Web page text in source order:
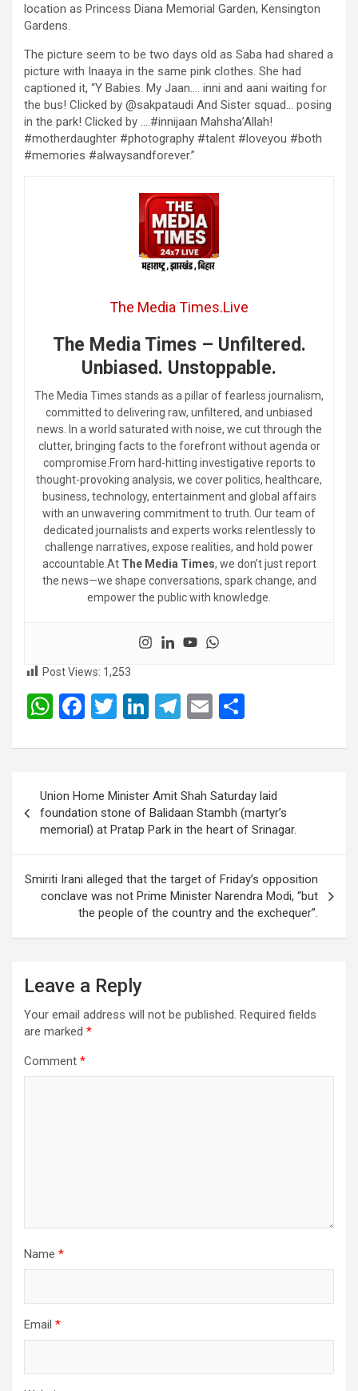
location as Princess Diana Memorial Garden, Kensington
Gardens.
The picture seem to be two days old as Saba had shared a
picture with Inaaya in the same pink clothes. She had
captioned it, “Y Babies. My Jaan…. inni and aani waiting for
the bus! Clicked by @sakpataudi And Sister squad… posing
in the park! Clicked by ….#innijaan Mahsha’Allah!
#motherdaughter #photography #talent #loveyou #both
#memories #alwaysandforever.”
The Media Times.Live
The Media Times – Unfiltered.
Unbiased. Unstoppable.
The Media Times stands as a pillar of fearless journalism,
committed to delivering raw, unfiltered, and unbiased
news. In a world saturated with noise, we cut through the
clutter, bringing facts to the forefront without agenda or
compromise.From hard-hitting investigative reports to
thought-provoking analysis, we cover politics, healthcare,
business, technology, entertainment and global affairs
with an unwavering commitment to truth. Our team of
dedicated journalists and experts works relentlessly to
challenge narratives, expose realities, and hold power
accountable.At The Media Times, we don’t just report
the news—we shape conversations, spark change, and
empower the public with knowledge.
Post Views: 1,253
W
at
s
A
p
p
F
ce
o
o
k
T
tt
er
Li
ke
dI
n
T
e
gr
a
m
E
ail ar
navigation
Union Home Minister Amit Shah Saturday laid
foundation stone of Balidaan Stambh (martyr’s
memorial) at Pratap Park in the heart of Srinagar.
Smiriti Irani alleged that the target of Friday’s opposition
conclave was not Prime Minister Narendra Modi, “but
the people of the country and the exchequer”.
Leave a Reply
Your email address will not be published. Required fields
are marked *
Comment *
Name *
Email *